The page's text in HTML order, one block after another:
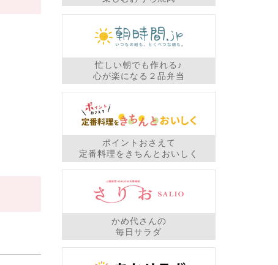
忙しい朝でも作れる♪
心が楽になる２品弁当
ポイントおさえて
定番料理をきちんとおいしく
かめ代さんの
毎日サラダ